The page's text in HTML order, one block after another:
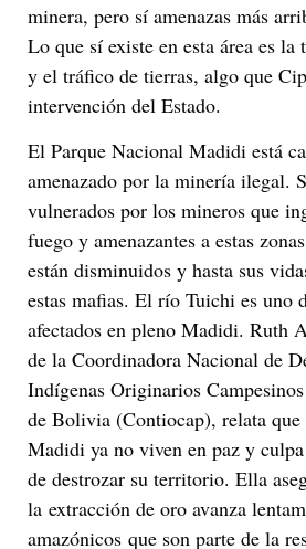
minera, pero sí amenazas más
Lo que sí existe en esta área es
y el tráfico de tierras, algo que
intervención del Estado.
El Parque Nacional Madidi está
amenazado por la minería ilegal.
vulnerados por los mineros que
fuego y amenazantes a estas
están disminuidos y hasta sus
estas mafias. El río Tuichi es uno
afectados en pleno Madidi. Ruth
de la Coordinadora Nacional de
Indígenas Originarios
de Bolivia (Contiocap), relata que
Madidi ya no viven en paz y
de destrozar su territorio. Ella
la extracción de oro avanza
amazónicos que son parte de la